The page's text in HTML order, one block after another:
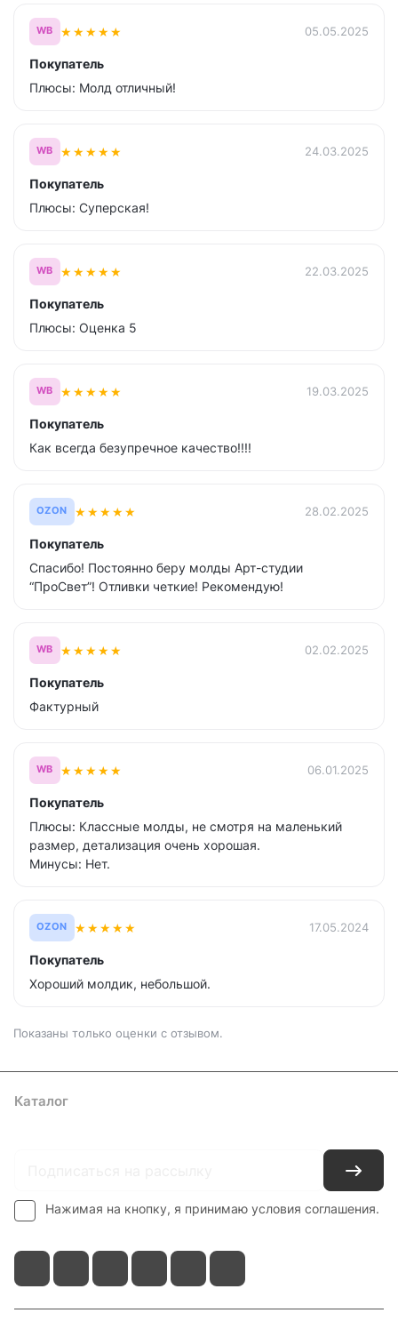
WB ★★★★★ 05.05.2025
Покупатель
Плюсы: Молд отличный!
WB ★★★★★ 24.03.2025
Покупатель
Плюсы: Суперская!
WB ★★★★★ 22.03.2025
Покупатель
Плюсы: Оценка 5
WB ★★★★★ 19.03.2025
Покупатель
Как всегда безупречное качество!!!!
OZON ★★★★★ 28.02.2025
Покупатель
Спасибо! Постоянно беру молды Арт-студии
“ПроСвет”! Отливки четкие! Рекомендую!
WB ★★★★★ 02.02.2025
Покупатель
Фактурный
WB ★★★★★ 06.01.2025
Покупатель
Плюсы: Классные молды, не смотря на маленький
размер, детализация очень хорошая.
Минусы: Нет.
OZON ★★★★★ 17.05.2024
Покупатель
Хороший молдик, небольшой.
Показаны только оценки с отзывом.
Каталог
Нажимая на кнопку, я принимаю условия соглашения.